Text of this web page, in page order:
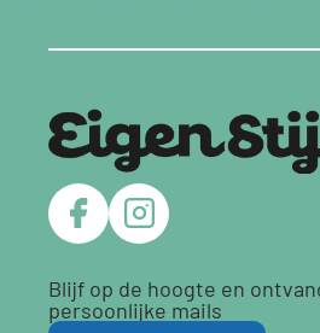
Blijf op de hoogte en
persoonlijke mails